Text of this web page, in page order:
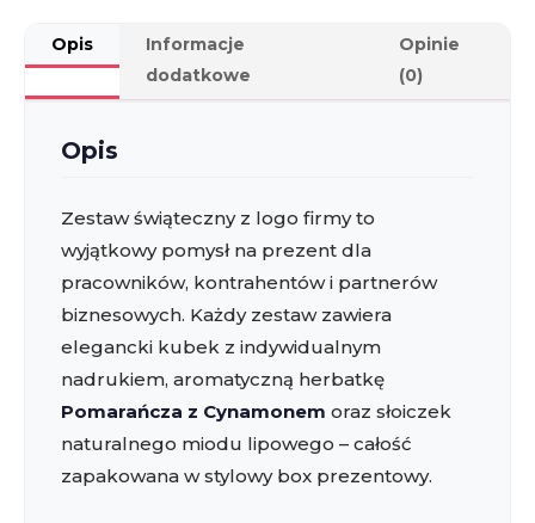
Opis
Informacje
dodatkowe
Opinie
(0)
Opis
Zestaw świąteczny z logo firmy to
wyjątkowy pomysł na prezent dla
pracowników, kontrahentów i partnerów
biznesowych. Każdy zestaw zawiera
elegancki kubek z indywidualnym
nadrukiem, aromatyczną herbatkę
Pomarańcza z Cynamonem oraz słoiczek
naturalnego miodu lipowego – całość
zapakowana w stylowy box prezentowy.